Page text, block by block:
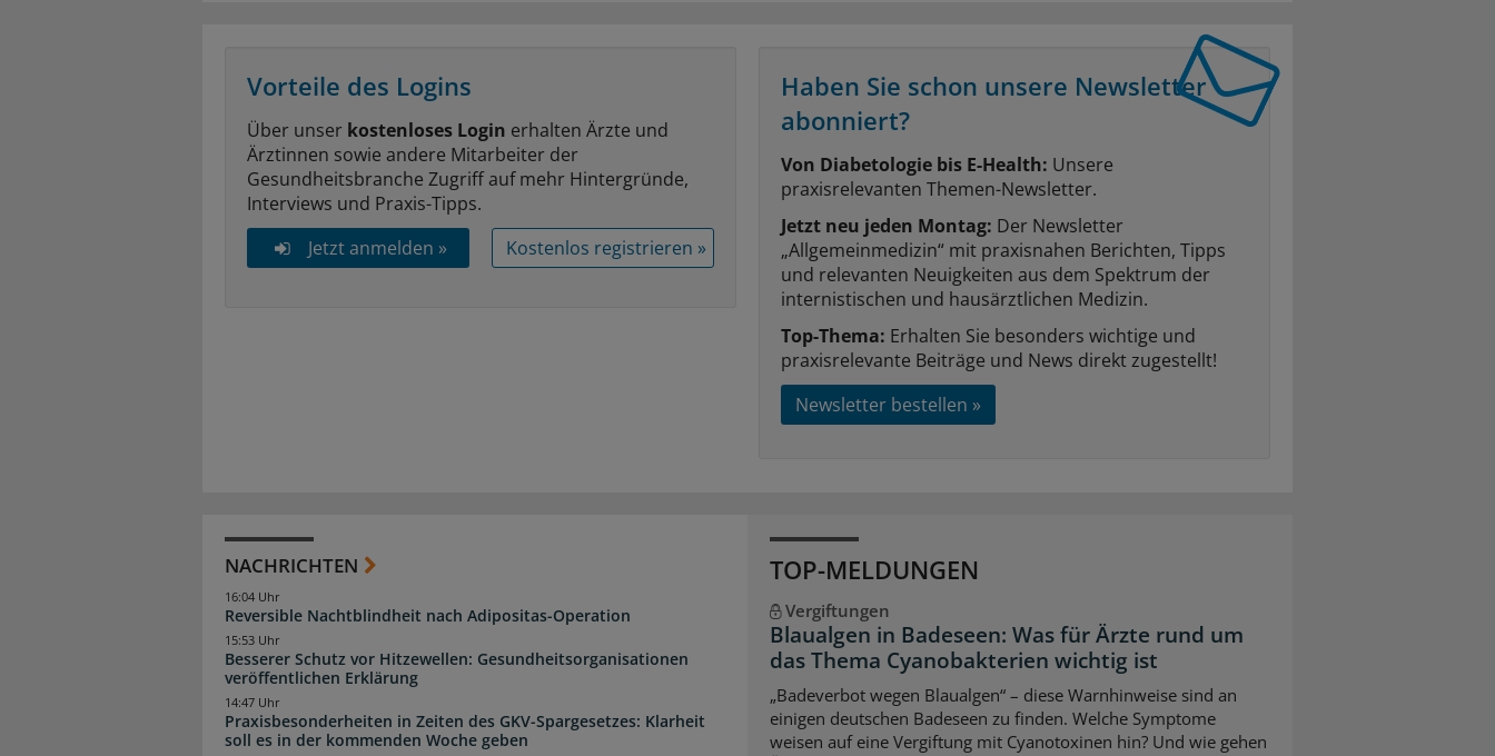
Vorteile des Logins
Über unser kostenloses Login erhalten Ärzte und
Ärztinnen sowie andere Mitarbeiter der
Gesundheitsbranche Zugriff auf mehr Hintergründe,
Interviews und Praxis-Tipps.
Jetzt anmelden »
Kostenlos registrieren »
Haben Sie schon unsere Newsletter
abonniert?
Von Diabetologie bis E-Health: Unsere
praxisrelevanten Themen-Newsletter.
Jetzt neu jeden Montag: Der Newsletter
„Allgemeinmedizin“ mit praxisnahen Berichten, Tipps
und relevanten Neuigkeiten aus dem Spektrum der
internistischen und hausärztlichen Medizin.
Top-Thema: Erhalten Sie besonders wichtige und
praxisrelevante Beiträge und News direkt zugestellt!
Newsletter bestellen »
NACHRICHTEN
Reversible Nachtblindheit nach Adipositas-Operation
16:04 Uhr
Besserer Schutz vor Hitzewellen: Gesundheitsorganisationen
veröffentlichen Erklärung
15:53 Uhr
Praxisbesonderheiten in Zeiten des GKV-Spargesetzes: Klarheit
soll es in der kommenden Woche geben
14:47 Uhr
TOP-MELDUNGEN
Vergiftungen
Blaualgen in Badeseen: Was für Ärzte rund um
das Thema Cyanobakterien wichtig ist
„Badeverbot wegen Blaualgen“ – diese Warnhinweise sind an
einigen deutschen Badeseen zu finden. Welche Symptome
weisen auf eine Vergiftung mit Cyanotoxinen hin? Und wie gehen